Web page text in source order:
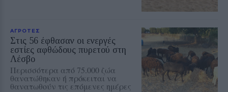
ΑΓΡΟΤΕΣ
Στις 56 έφθασαν οι ενεργές
εστίες αφθώδους πυρετού στη
Λέσβο
Περισσότερα από 75.000 ζώα
θανατώθηκαν ή πρόκειται να
θανατωθούν τις επόμενες ημέρες